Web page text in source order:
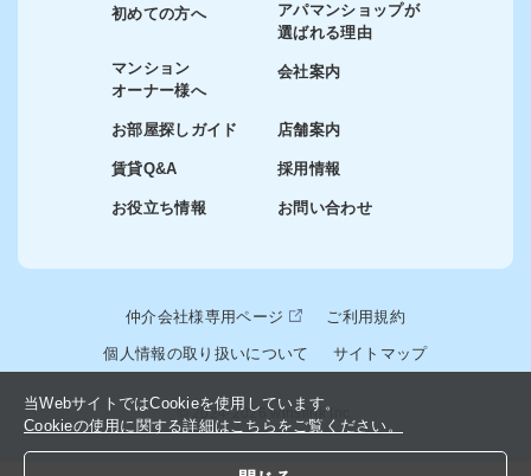
初めての方へ
マンション
オーナー様へ
お部屋探しガイド
賃貸Q&A
お役立ち情報
アパマンショップが
選ばれる理由
会社案内
店舗案内
採用情報
お問い合わせ
仲介会社様専用ページ ご利用規約
個人情報の取り扱いについて サイトマップ
© 2024-2026 winslink Inc.
当WebサイトではCookieを使用しています。
Cookieの使用に関する詳細はこちらをご覧ください。